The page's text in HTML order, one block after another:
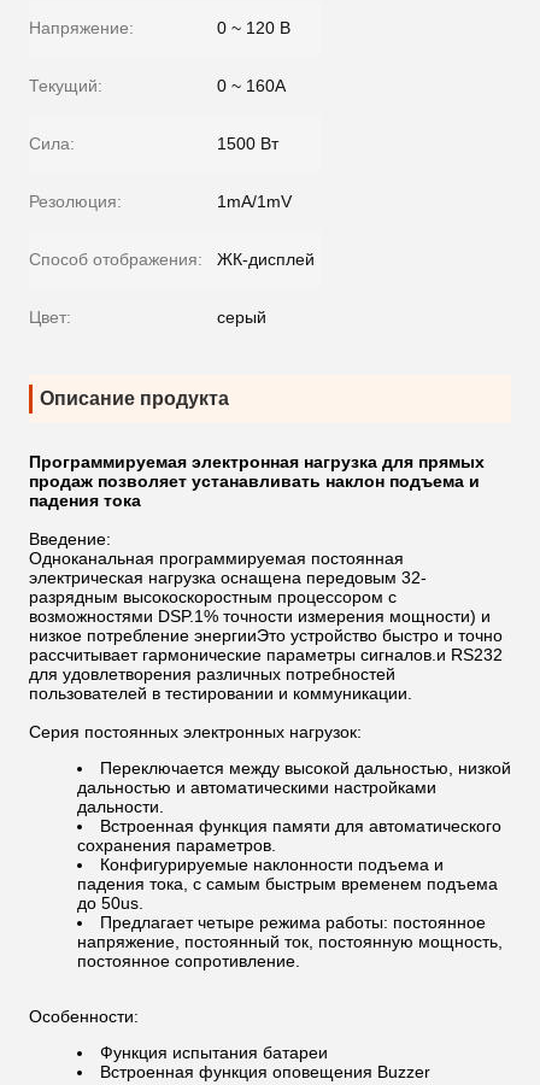
Напряжение: 0 ~ 120 В
Текущий: 0 ~ 160A
Сила: 1500 Вт
Резолюция: 1mA/1mV
Способ отображения: ЖК-дисплей
Цвет: серый
Описание продукта
Программируемая электронная нагрузка для прямых
продаж позволяет устанавливать наклон подъема и
падения тока
Введение:
Одноканальная программируемая постоянная
электрическая нагрузка оснащена передовым 32-
разрядным высокоскоростным процессором с
возможностями DSP.1% точности измерения мощности) и
низкое потребление энергииЭто устройство быстро и точно
рассчитывает гармонические параметры сигналов.и RS232
для удовлетворения различных потребностей
пользователей в тестировании и коммуникации.
Серия постоянных электронных нагрузок:
Переключается между высокой дальностью, низкой
дальностью и автоматическими настройками
дальности.
Встроенная функция памяти для автоматического
сохранения параметров.
Конфигурируемые наклонности подъема и
падения тока, с самым быстрым временем подъема
до 50us.
Предлагает четыре режима работы: постоянное
напряжение, постоянный ток, постоянную мощность,
постоянное сопротивление.
Особенности:
Функция испытания батареи
Встроенная функция оповещения Buzzer